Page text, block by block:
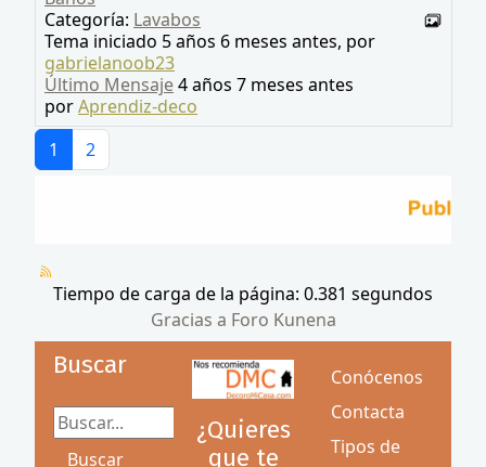
Categoría: Lavabos
Tema iniciado 5 años 6 meses antes, por
gabrielanoob23
Último Mensaje4 años 7 meses antes
porAprendiz-deco
1
2
Tiempo de carga de la página: 0.381 segundos
Gracias a Foro Kunena
Buscar
Buscar...
Buscar
¿Quieres
que te
Conócenos
Contacta
Tipos de